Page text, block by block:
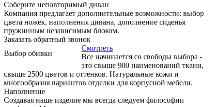
Соберите неповторимый диван
Компания предлагает дополнительные возможности: выбор
цвета ножек, наполнения дивана, дополнение сиденья
пружинным независимым блоком.
Заказать обратный звонок
Выбор обивки
Смотреть
Все начинается со свободы выбора -
это свыше 900 наименований ткани,
свыше 2500 цветов и оттенков. Натуральные кожи и
многообразия вариантов отделки для корпусной мебели.
Наполнение
Создавая наше изделие мы всегда следуем философии